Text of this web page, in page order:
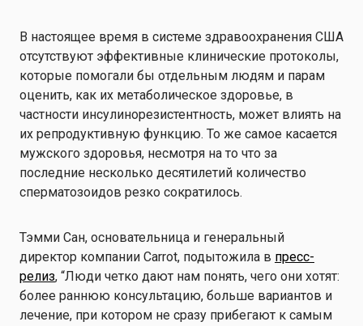
В настоящее время в системе здравоохранения США
отсутствуют эффективные клинические протоколы,
которые помогали бы отдельным людям и парам
оценить, как их метаболическое здоровье, в
частности инсулинорезистентность, может влиять на
их репродуктивную функцию. То же самое касается
мужского здоровья, несмотря на то что за
последние несколько десятилетий количество
сперматозоидов резко сократилось.
Тэмми Сан, основательница и генеральный
директор компании Carrot, подытожила в пресс-
релиз, “Люди четко дают нам понять, чего они хотят:
более раннюю консультацию, больше вариантов и
лечение, при котором не сразу прибегают к самым